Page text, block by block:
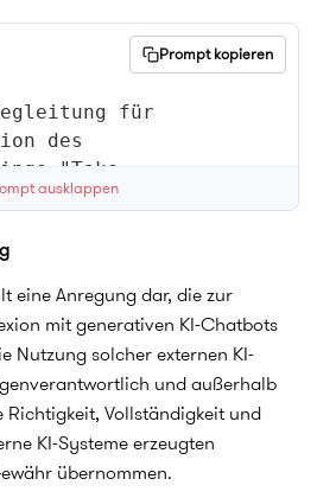
Prompt kopieren
für
des
"Take
in
Favoriten
ist eine
Reflexions-
Regeln:
Frage mich
zwei
ausklappen
eine Anregung dar, die zur
mit generativen KI-Chatbots
Nutzung solcher externen KI-
und außerhalb
Richtigkeit, Vollständigkeit und
KI-Systeme erzeugten
übernommen.